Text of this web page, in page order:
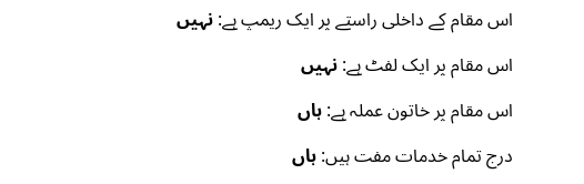
اس مقام کے داخلی راستے پر ایک ریمپ ہے:نہیں
اس مقام پر ایک لفٹ ہے:نہیں
اس مقام پر خاتون عملہ ہے:ہاں
درج تمام خدمات مفت ہیں:ہاں